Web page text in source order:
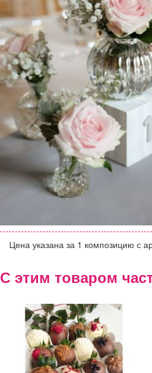
Цена указана за 1 композицию с
С этим товаром